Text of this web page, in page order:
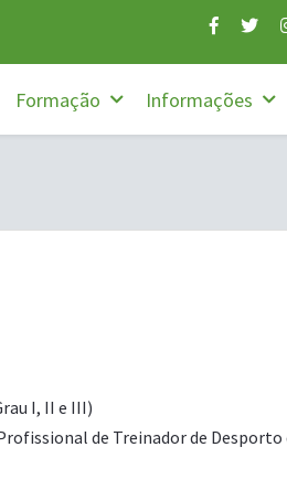
Formação Informações
I, II e III)
de Treinador de Desporto